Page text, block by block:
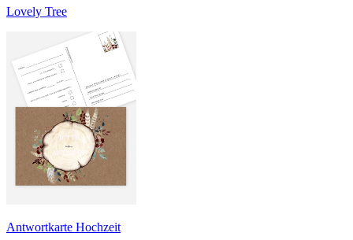
Lovely Tree
Antwortkarte Hochzeit